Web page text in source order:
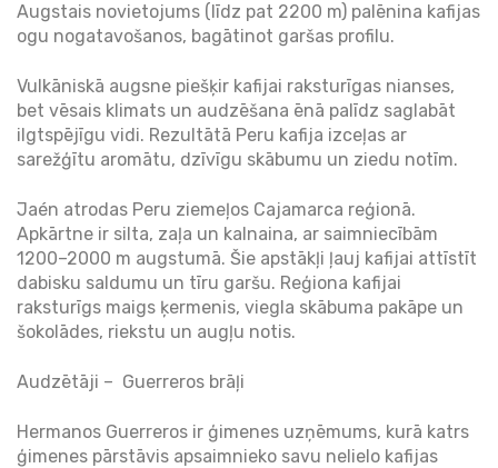
Augstais novietojums (līdz pat 2200 m) palēnina kafijas
ogu nogatavošanos, bagātinot garšas profilu.
Vulkāniskā augsne piešķir kafijai raksturīgas nianses,
bet vēsais klimats un audzēšana ēnā palīdz saglabāt
ilgtspējīgu vidi. Rezultātā Peru kafija izceļas ar
sarežģītu aromātu, dzīvīgu skābumu un ziedu notīm.
Jaén atrodas Peru ziemeļos Cajamarca reģionā.
Apkārtne ir silta, zaļa un kalnaina, ar saimniecībām
1200–2000 m augstumā. Šie apstākļi ļauj kafijai attīstīt
dabisku saldumu un tīru garšu. Reģiona kafijai
raksturīgs maigs ķermenis, viegla skābuma pakāpe un
šokolādes, riekstu un augļu notis.
Audzētāji – Guerreros brāļi
Hermanos Guerreros ir ģimenes uzņēmums, kurā katrs
ģimenes pārstāvis apsaimnieko savu nelielo kafijas